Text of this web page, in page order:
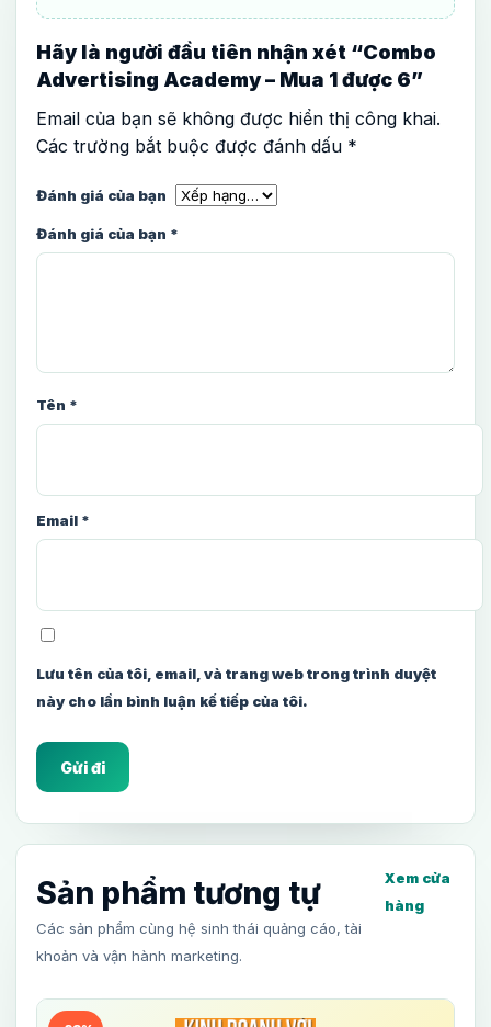
Hãy là người đầu tiên nhận xét “Combo
Advertising Academy – Mua 1 được 6”
Email của bạn sẽ không được hiển thị công khai.
Các trường bắt buộc được đánh dấu *
Đánh giá của bạn
Đánh giá của bạn *
Tên *
Email *
Lưu tên của tôi, email, và trang web trong trình duyệt
này cho lần bình luận kế tiếp của tôi.
Sản phẩm tương tự
Các sản phẩm cùng hệ sinh thái quảng cáo, tài
khoản và vận hành marketing.
Xem cửa
hàng